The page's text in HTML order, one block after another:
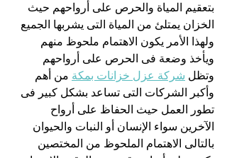
بتعقيم المياة والحرص على أرواحهم حيث
الخزان يمتلئ من المياة التى يشربها الجميع
ولهذا الأمر يكون الاهتمام ملحوظ منهم
ويأخذ وضعة فى الحرص على أرواحهم
وتظل شركة عزل خزانات بمكة من أهم
وأكبر الشركات التى تساعد بشكل كبير فى
تطور العمل حيث الحفاظ على أرواح
الآخرين سواء الإنسان أو النبات والحيوان
بالتالى الاهتمام الملحوظ من المختصين